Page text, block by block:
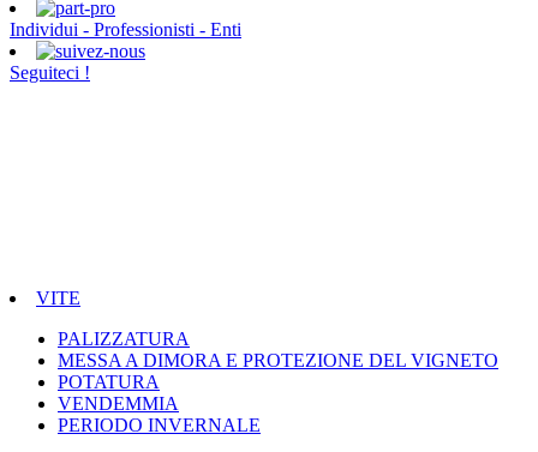
Individui - Professionisti - Enti
Seguiteci !
VITE
PALIZZATURA
MESSA A DIMORA E PROTEZIONE DEL VIGNETO
POTATURA
VENDEMMIA
PERIODO INVERNALE